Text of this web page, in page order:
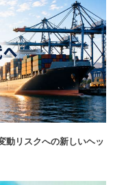
動リスクへの新しいヘッ